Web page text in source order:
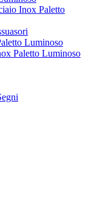
Inox Paletto
Luminoso
Paletto Luminoso